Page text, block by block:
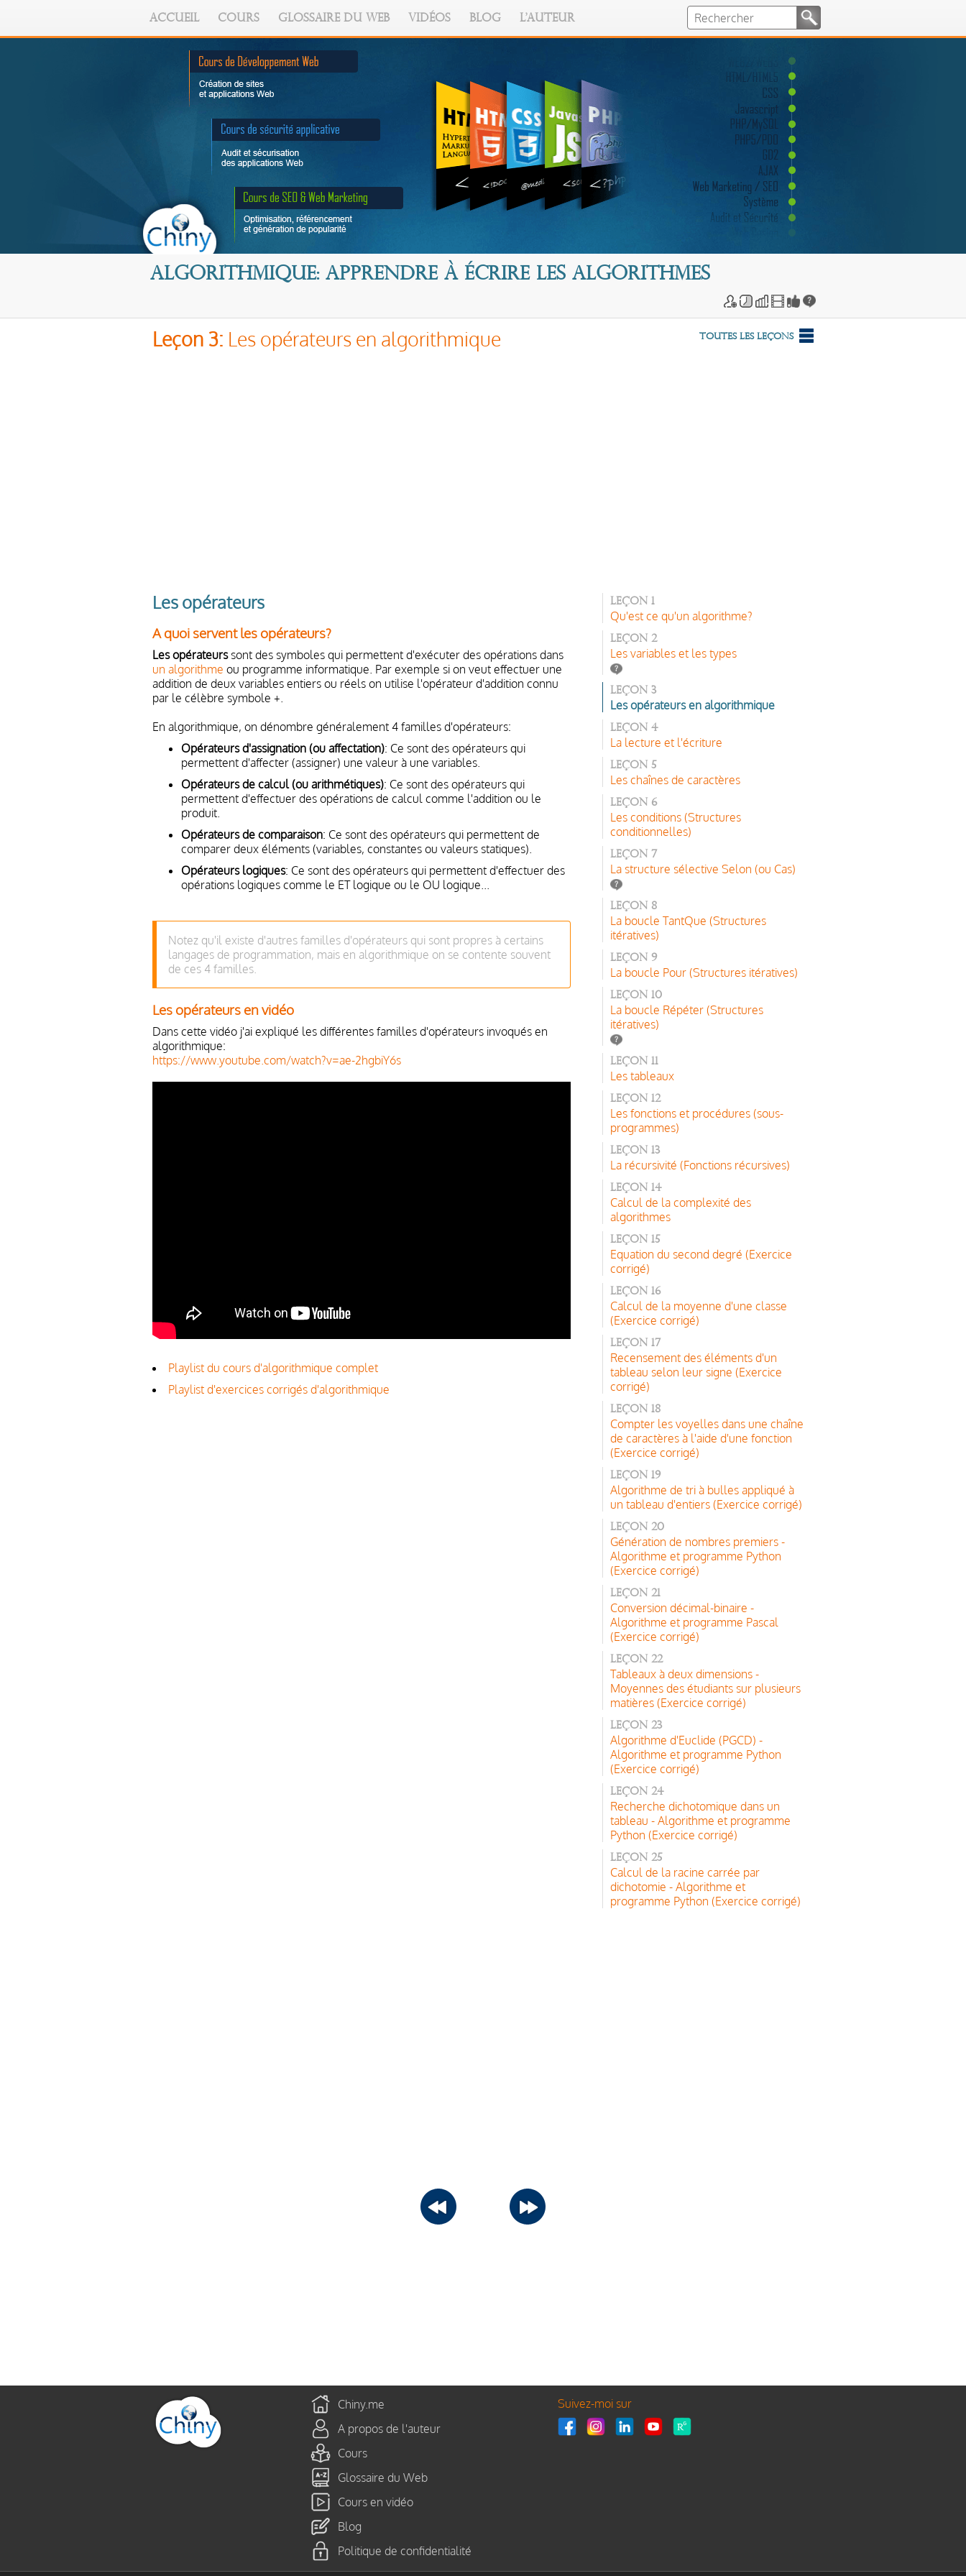
ACCUEIL COURS GLOSSAIRE DU WEB VIDÉOS BLOG L'AUTEUR
Algorithmique: Apprendre à écrire les algorithmes
Leçon 3: Les opérateurs en algorithmique Toutes les leçons
Les opérateurs
A quoi servent les opérateurs?
Les opérateurssont des symboles qui permettent d'exécuter des opérations dans
un algorithme ou programme informatique. Par exemple si on veut effectuer une
addition de deux variables entiers ou réels on utilise l'opérateur d'addition connu
par le célèbre symbole +.
En algorithmique, on dénombre généralement 4 familles d'opérateurs:
Opérateurs d'assignation (ou affectation): Ce sont des opérateurs qui
permettent d'affecter (assigner) une valeur à une variables.
Opérateurs de calcul (ou arithmétiques): Ce sont des opérateurs qui
permettent d'effectuer des opérations de calcul comme l'addition ou le
produit.
Opérateurs de comparaison: Ce sont des opérateurs qui permettent de
comparer deux éléments (variables, constantes ou valeurs statiques).
Opérateurs logiques: Ce sont des opérateurs qui permettent d'effectuer des
opérations logiques comme le ET logique ou le OU logique...
Notez qu'il existe d'autres familles d'opérateurs qui sont propres à certains
langages de programmation, mais en algorithmique on se contente souvent
de ces 4 familles.
Les opérateurs en vidéo
Dans cette vidéo j'ai expliqué les différentes familles d'opérateurs invoqués en
algorithmique:
https://www.youtube.com/watch?v=ae-2hgbiY6s
Playlist du cours d'algorithmique complet
Playlist d'exercices corrigés d'algorithmique
Leçon 1
Qu'est ce qu'un algorithme?
Leçon 2
Les variables et les types
Leçon 3
Les opérateurs en algorithmique
Leçon 4
La lecture et l'écriture
Leçon 5
Les chaînes de caractères
Leçon 6
Les conditions (Structures
conditionnelles)
Leçon 7
La structure sélective Selon (ou Cas)
Leçon 8
La boucle TantQue (Structures
itératives)
Leçon 9
La boucle Pour (Structures itératives)
Leçon 10
La boucle Répéter (Structures
itératives)
Leçon 11
Les tableaux
Leçon 12
Les fonctions et procédures (sous-
programmes)
Leçon 13
La récursivité (Fonctions récursives)
Leçon 14
Calcul de la complexité des
algorithmes
Leçon 15
Equation du second degré (Exercice
corrigé)
Leçon 16
Calcul de la moyenne d'une classe
(Exercice corrigé)
Leçon 17
Recensement des éléments d'un
tableau selon leur signe (Exercice
corrigé)
Leçon 18
Compter les voyelles dans une chaîne
de caractères à l'aide d'une fonction
(Exercice corrigé)
Leçon 19
Algorithme de tri à bulles appliqué à
un tableau d'entiers (Exercice corrigé)
Leçon 20
Génération de nombres premiers -
Algorithme et programme Python
(Exercice corrigé)
Leçon 21
Conversion décimal-binaire -
Algorithme et programme Pascal
(Exercice corrigé)
Leçon 22
Tableaux à deux dimensions -
Moyennes des étudiants sur plusieurs
matières (Exercice corrigé)
Leçon 23
Algorithme d'Euclide (PGCD) -
Algorithme et programme Python
(Exercice corrigé)
Leçon 24
Recherche dichotomique dans un
tableau - Algorithme et programme
Python (Exercice corrigé)
Leçon 25
Calcul de la racine carrée par
dichotomie - Algorithme et
programme Python (Exercice corrigé)
Chiny.me
A propos de l'auteur
Cours
Glossaire du Web
Cours en vidéo
Blog
Politique de confidentialité
Suivez-moi sur